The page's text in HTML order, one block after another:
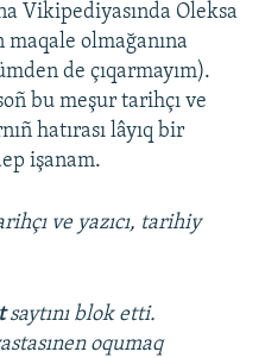
Vikipediyasında Oleksa
maqale olmağanına
de çıqarmayım).
bu meşur tarihçı ve
hatırası lâyıq bir
işanam.
ve yazıcı, tarihiy
saytını blok etti.
oqumaq